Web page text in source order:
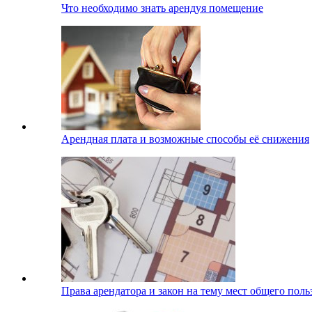
Что необходимо знать арендуя помещение
Арендная плата и возможные способы её снижения
Права арендатора и закон на тему мест общего